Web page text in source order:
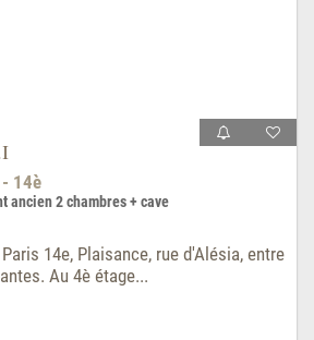
14è
ancien 2 chambres + cave
Paris 14e, Plaisance, rue d'Alésia, entre
Au 4è étage...